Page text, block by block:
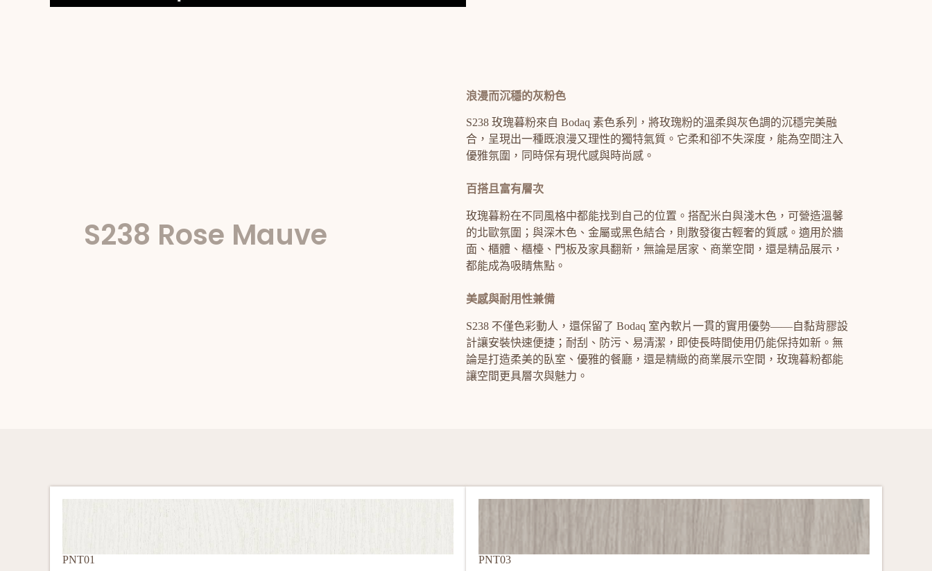
S238 Rose Mauve
浪漫而沉穩的灰粉色
S238 玫瑰暮粉來自 Bodaq 素色系列，將玫瑰粉的溫柔與灰色調的沉穩完美融
合，呈現出一種既浪漫又理性的獨特氣質。它柔和卻不失深度，能為空間注入
優雅氛圍，同時保有現代感與時尚感。
百搭且富有層次
玫瑰暮粉在不同風格中都能找到自己的位置。搭配米白與淺木色，可營造溫馨
的北歐氛圍；與深木色、金屬或黑色結合，則散發復古輕奢的質感。適用於牆
面、櫃體、櫃檯、門板及家具翻新，無論是居家、商業空間，還是精品展示，
都能成為吸睛焦點。
美感與耐用性兼備
S238 不僅色彩動人，還保留了 Bodaq 室內軟片一貫的實用優勢——自黏背膠設
計讓安裝快速便捷；耐刮、防污、易清潔，即使長時間使用仍能保持如新。無
論是打造柔美的臥室、優雅的餐廳，還是精緻的商業展示空間，玫瑰暮粉都能
讓空間更具層次與魅力。
PNT01 PNT03